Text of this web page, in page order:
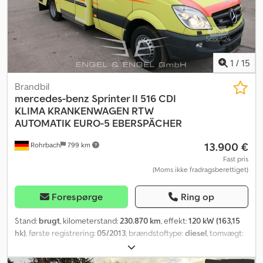
oplysninger uden garanti * Mellemhandel forbeholdes * Vi
henviser til vores salgs- og leveringsbetingelser
1 / 15
Rohrbach 799 km
Brandbil
mercedes-benz Sprinter II 516 CDI
KLIMA KRANKENWAGEN RTW
AUTOMATIK EURO-5 EBERSPÄCHER
13.900 €
Fast pris
(Moms ikke fradragsberettiget)
Forespørge Ring op
Stand: brugt, kilometerstand:230.870 km, effekt:120 kW (163,15
hk), første registrering:05/2013, brændstoftype:diesel, tomvægt:
715 kg
akslekonfiguration:4x2, akselafstand:3.665 mm, brændstof: